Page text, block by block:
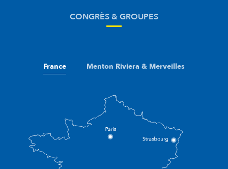
CONGRÈS & GROUPES
France Menton Riviera & Merveilles